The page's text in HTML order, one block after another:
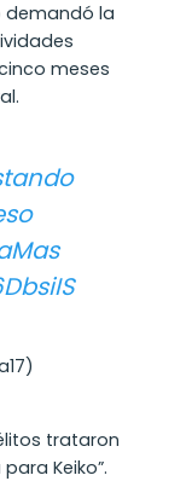
demandó la
meses
trataron
Keiko”.